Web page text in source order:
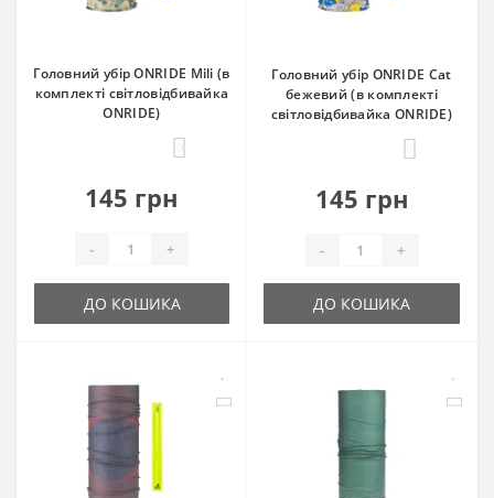
Головний убір ONRIDE Mili (в
комплекті світловідбивайка
ONRIDE)
145 грн
- +
ДО КОШИКА
Головний убір ONRIDE Cat
бежевий (в комплекті
світловідбивайка ONRIDE)
145 грн
- +
ДО КОШИКА